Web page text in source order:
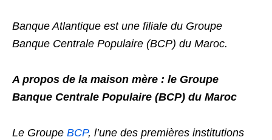
Banque Atlantique est une filiale du Groupe
Banque Centrale Populaire (BCP) du Maroc.
A propos de la maison mère : le Groupe
Banque Centrale Populaire (BCP) du Maroc
Le Groupe BCP, l’une des premières institutions